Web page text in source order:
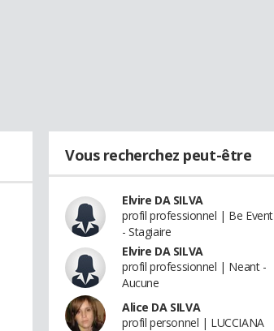
Vous recherchez peut-être
Elvire DA SILVA
profil professionnel | Be Event
- Stagiaire
Elvire DA SILVA
profil professionnel | Neant -
Aucune
Alice DA SILVA
profil personnel | LUCCIANA